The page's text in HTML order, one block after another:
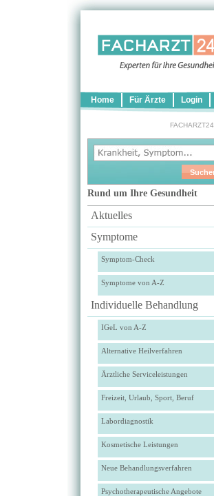
Home Für Ärzte Login
FACHARZT24
Rund um Ihre Gesundheit
Aktuelles
Symptome
Symptom-Check
Symptome von A-Z
Individuelle Behandlung
IGeL von A-Z
Alternative Heilverfahren
Ärztliche Serviceleistungen
Freizeit, Urlaub, Sport, Beruf
Labordiagnostik
Kosmetische Leistungen
Neue Behandlungsverfahren
Psychotherapeutische Angebote